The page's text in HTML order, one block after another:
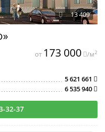
13 409
5 621 661
6 535 940
от 173 000 /м2
32-37